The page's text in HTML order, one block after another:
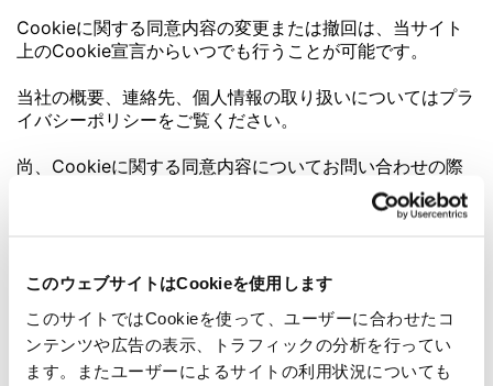
このウェブサイトはCookieを使用します
このサイトではCookieを使って、ユーザーに合わせたコ
ンテンツや広告の表示、トラフィックの分析を行ってい
ます。またユーザーによるサイトの利用状況についても
Cookieに関する同意内容の変更または撤回は、当サイト
上のCookie宣言からいつでも行うことが可能です。
当社の概要、連絡先、個人情報の取り扱いについてはプラ
イバシーポリシーをご覧ください。
尚、Cookieに関する同意内容についてお問い合わせの際
は、同意IDと同意日を明記の上ご連絡ください。
同意状況:: 拒否.
同意を変更
Cookie宣言は、27/07/2026に Cookiebotにより最終更新
されました。: